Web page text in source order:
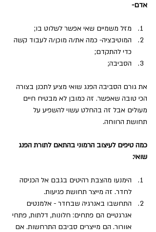
אדם-
מזל משמיים שאי אפשר לשלוט בו;
המוטיבציה- כמה את/ה מוכן/ה לעבוד קשה
כדי להתקדם;
הסביבה;
את גורם הסביבה הפנג שואי מציע לתכנן בצורה
הכי טובה שאפשר. זה כמובן לא מבטיח חיים
מעולים אבל זה בהחלט עשוי להשפיע על
תחושת הרווחה.
כמה טיפים לעיצוב הרמוני בהתאם לתורת הפנג
שואי:
הימנעו מהצבת רהיטים בגבם אל הכניסה
לחדר. זה מייצר תחושת פגיעות.
התחשבו באנרגיה שבחדר - אלמנטים
אנרגטיים הם פתחים: חלונות, דלתות, פתחי
אוורור. הם מייצרים סביבם התרחשות. אם